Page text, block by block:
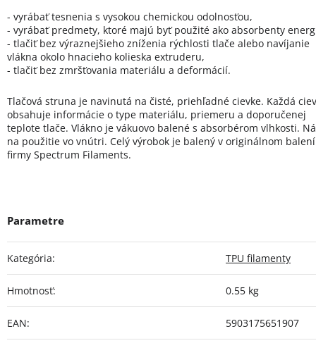
- vyrábať tesnenia s vysokou chemickou odolnosťou,
- vyrábať predmety, ktoré majú byť použité ako absorbenty
- tlačiť bez výraznejšieho zníženia rýchlosti tlače alebo navíjanie
vlákna okolo hnacieho kolieska extruderu,
- tlačiť bez zmršťovania materiálu a deformácií.
Tlačová struna je navinutá na čisté, priehľadné cievke. Každá
obsahuje informácie o type materiálu, priemeru a doporučenej
teplote tlače. Vlákno je vákuovo balené s absorbérom vlhkosti.
na použitie vo vnútri. Celý výrobok je balený v originálnom balení
firmy Spectrum Filaments.
Kategória: TPU filamenty
Hmotnosť: 0.55 kg
EAN: 5903175651907